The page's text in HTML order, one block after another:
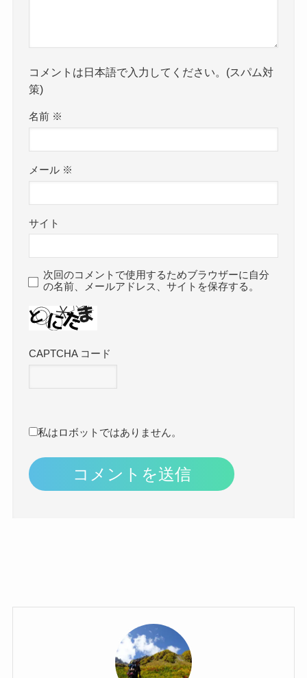
コメントは日本語で入力してください。(スパム対
策)
名前 ※
メール ※
サイト
次回のコメントで使用するためブラウザーに自分
の名前、メールアドレス、サイトを保存する。
CAPTCHA コード
私はロボットではありません。